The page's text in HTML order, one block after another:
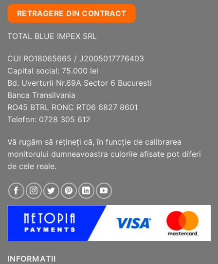
mai
multe
variații.
Opțiunile
fi
alese
pagina
produsului.
RETRAGERE DIN CONTRACT
TOTAL BLUE IMPEX SRL
CUI RO18065665 / J2005017776403
Capital social: 75.000 lei
Bd. Uverturii Nr.69A Sector 6 Bucuresti
Banca Transilvania
RO45 BTRL RONC RT06 6827 8601
Telefon: 0728 305 612
Vă rugăm să reţineţi că, în funcţie de calibrarea
monitorului dumneavoastra culorile afisate pot diferi
de cele reale.
INFORMATII